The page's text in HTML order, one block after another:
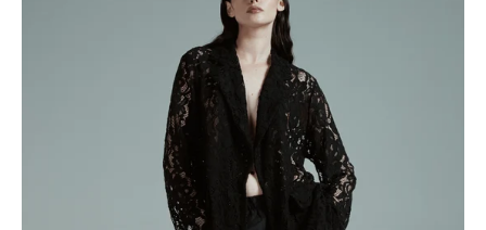
FLOREALE
COLLO
A
REVER